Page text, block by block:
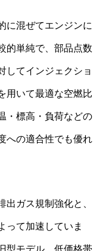
に混ぜてエンジンに
的単純で、部品点数
してインジェクショ
用いて最適な空燃比
・標高・負荷などの
への適合性でも優れ
出ガス規制強化と、
って加速していま
型モデル、低価格帯